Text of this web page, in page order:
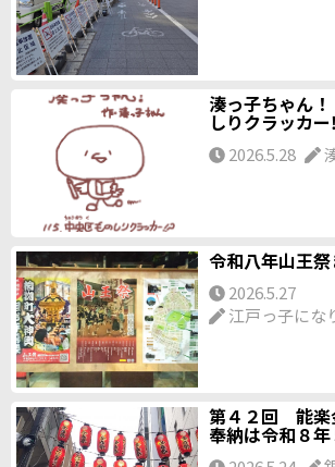
湊っ子ちゃん
しりクラッカ
2026.5.28
令和八年山王
2026.5.27
江戸っ子にな
第４２回 能
奉納は令和８